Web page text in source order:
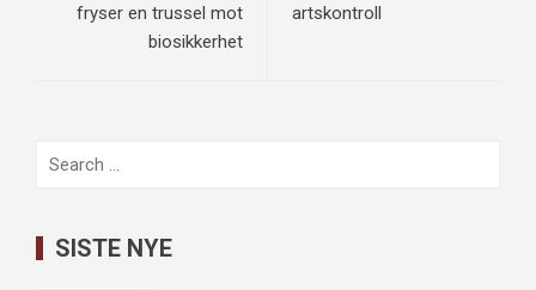
fryser en trussel mot
biosikkerhet
artskontroll
Search
SISTE NYE